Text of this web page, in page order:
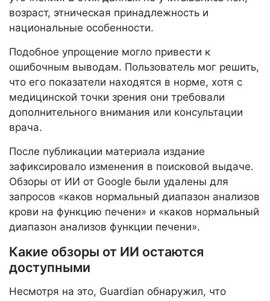
возраст, этническая принадлежность и
национальные особенности.
Подобное упрощение могло привести к
ошибочным выводам. Пользователь мог решить,
что его показатели находятся в норме, хотя с
медицинской точки зрения они требовали
дополнительного внимания или консультации
врача.
После публикации материала издание
зафиксировало изменения в поисковой выдаче.
Обзоры от ИИ от Google были удалены для
запросов «каков нормальный диапазон анализов
крови на функцию печени» и «каков нормальный
диапазон анализов функции печени».
Какие обзоры от ИИ остаются
доступными
Несмотря на это, Guardian обнаружил, что